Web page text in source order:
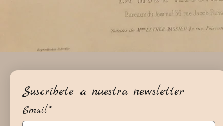
Suscríbete a nuestra newsletter
Email*